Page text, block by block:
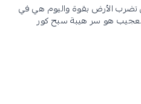
الأرض بقوة واليوم هي في
هو سر هيبة سبح كور